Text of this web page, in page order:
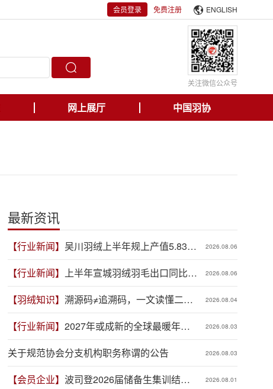
会员登录 免费注册 ENGLISH
关注微信公众号
网上展厅 中国羽协
最新资讯
【行业新闻】 吴川羽绒上半年规上产值5.83亿
元，同比增长19.3%
2026.08.06
【行业新闻】 上半年宣城羽绒羽毛出口同比增
长41.9%
2026.08.06
【羽绒知识】 溯源码≠追溯码，一文读懂二者
区别
2026.08.04
【行业新闻】 2027年或成新的全球最暖年
份，对羽绒产业有何影响？
2026.08.03
关于规范协会分支机构职务称谓的公告 2026.08.03
【会员企业】 波司登2026届储备生集训结
2026.08.01